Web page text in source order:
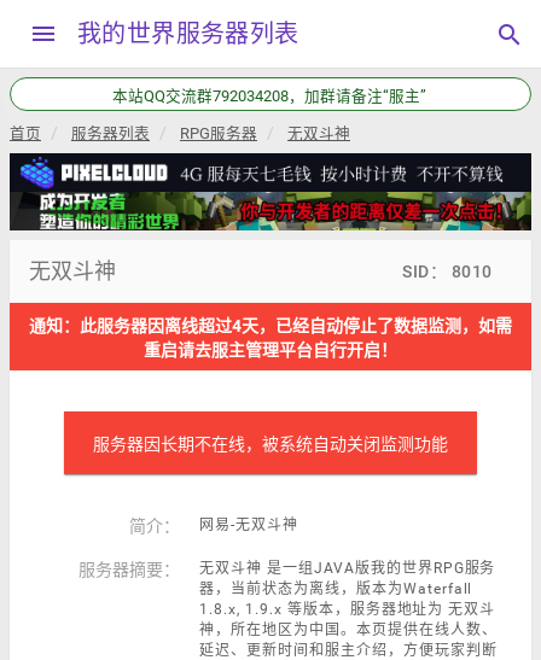
menu 我的世界服务器列表 search
本站QQ交流群792034208，加群请备注“服主”
首页 服务器列表 RPG服务器 无双斗神
无双斗神 SID： 8010
通知：此服务器因离线超过4天，已经自动停止了数据监测，如需
重启请去服主管理平台自行开启！
服务器因长期不在线，被系统自动关闭监测功能
简介： 网易-无双斗神
服务器摘要：
无双斗神 是一组JAVA版我的世界RPG服务
器，当前状态为离线，版本为Waterfall
1.8.x, 1.9.x 等版本，服务器地址为 无双斗
神，所在地区为中国。本页提供在线人数、
延迟、更新时间和服主介绍，方便玩家判断